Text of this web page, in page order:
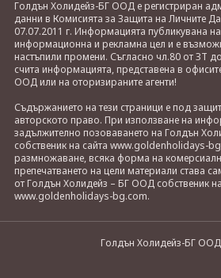
Голдън Холидейз-БГ ООД е регистриран
данни в Комисията за Защита на Личните
07.07.2011 г. Информацията публикувана на
информационна и рекламна цел и е
настъпили промени. Съгласно чл.80 от ЗТ
счита информацията, представена в
ООД или на оторизираните агенти!
Съдържанието на тези страници е под
авторското право. При използване на
задължително позоваването на Голдън
собственик на сайта www.goldenholidays-
размножаване, всяка форма на
препечатването на цели материали става
от Голдън Холидейз – БГ ООД собственик
www.goldenholidays-bg.com.
Голдън Холидейз-БГ